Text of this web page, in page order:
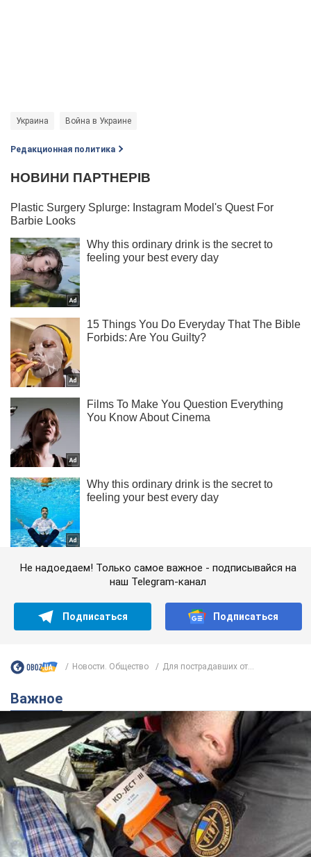
Украина Война в Украине
Редакционная политика
Не надоедаем! Только самое важное - подписывайся на
наш Telegram-канал
Подписаться Подписаться
Новости. Общество Для пострадавших от...
Важное